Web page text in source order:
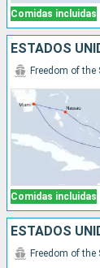
Comidas incluidas
Comidas incluidas
Freedom of the
ESTADOS
Freedom of the